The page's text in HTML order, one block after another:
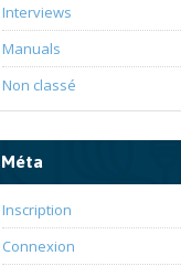
Interviews
Manuals
Non classé
Méta
Inscription
Connexion